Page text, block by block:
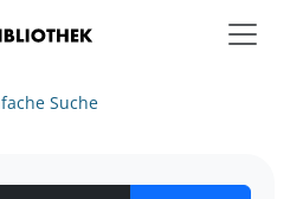
Suche